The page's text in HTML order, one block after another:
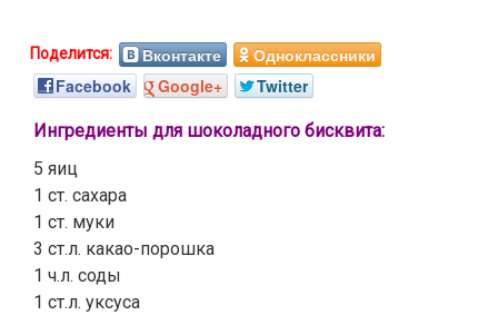
Вконтакте
Одноклассники
Facebook
Google+ Twitter
Ингредиенты для шоколадного бисквита:
5 яиц
1 ст. сахара
1 ст. муки
3 ст.л. какао-порошка
1 ч.л. соды
1 ст.л. уксуса